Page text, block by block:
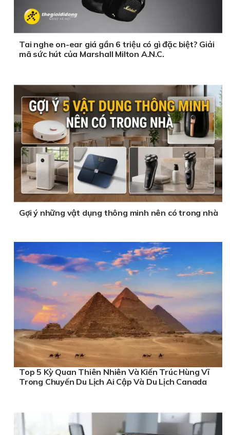
Tai nghe on-ear giá gần 6 triệu có gì đặc biệt? Giải
mã sức hút của Marshall Milton A.N.C.
Gợi ý những vật dụng thông minh nên có trong nhà
Top 5 Kỳ Quan Thiên Nhiên Và Kiến Trúc Hùng Vĩ
Trong Chuyến Du Lịch Ai Cập Và Du Lịch Canada